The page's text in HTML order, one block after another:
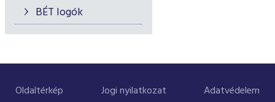
BÉT logók
Oldaltérkép Jogi nyilatkozat Adatvédelem